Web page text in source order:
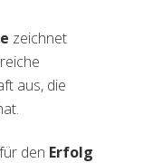
zeichnet
aus, die
den Erfolg